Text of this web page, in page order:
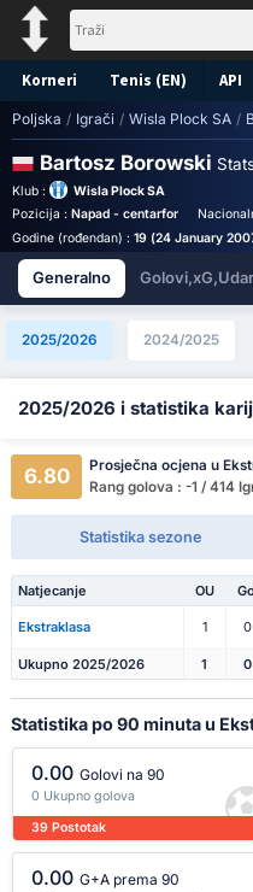
Korneri Tenis (EN) API
Poljska / Igrači / Wisla Plock SA /
Bartosz Borowski
Klub :
Wisla Plock SA
Pozicija : Napad - centarfor
Godine (rođendan) : 19 (24 January
Generalno
2025/2026 2024/2025
2025/2026 i statistika
6.80
Prosječna ocjena u
Rang golova : -1 / 414
Statistika sezone
Natjecanje OU
Ekstraklasa 1 0
Ukupno 2025/2026 1 0
Statistika po 90 minuta u
0.00 Golovi na 90
0 Ukupno golova
39 Postotak
0.00 G+A prema 90